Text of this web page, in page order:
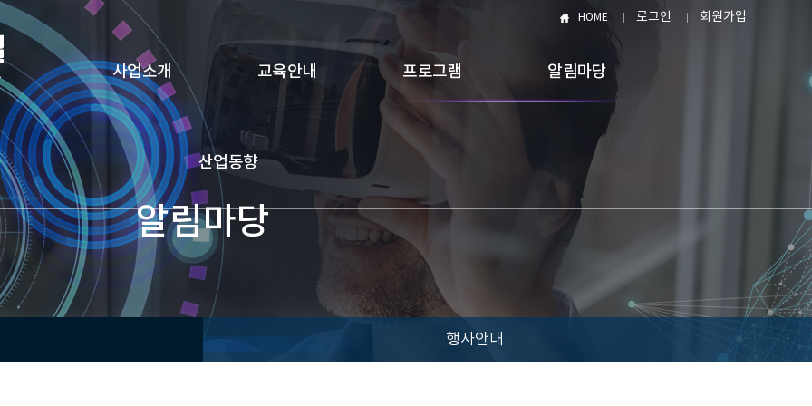
HOME 로그인 회원가입
사업소개 교육안내 프로그램 알림마당
산업동향
알림마당
행사안내